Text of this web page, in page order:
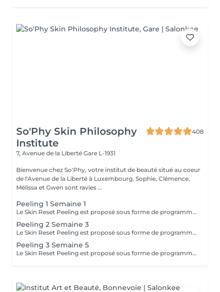
So'Phy Skin Philosophy
Institute
408
7, Avenue de la Liberté Gare L-1931
Bienvenue chez So'Phy, votre institut de beauté situé au coeur
de l'Avenue de la Liberté à Luxembourg. Sophie, Clémence,
Mélissa et Gwen sont ravies ...
Peeling 1 Semaine 1
Le Skin Reset Peeling est proposé sous forme de programme de 4 soins, réalisés toutes les 2 semaines, afin de relancer progressivement le renouvellement de la peau et d'améliorer sa qualité en profondeur. Chaque séance est adaptée aux besoins de votre peau et permet d'agir de manière ciblée sur l'éclat, la texture, les imperfections ou les irrégularités du teint. Au fil des séances, la peau devient plus lisse, plus lumineuse et visiblement plus uniforme. Ce programme permet d'obtenir des résultats progressifs et durables, tout en respectant l'équilibre et la sensibilité de votre peau. Afin d'optimiser les résultats, une routine de soins adaptée à domicile vous sera recommandée et devra être suivie avant, pendant et après le programme. Idéal en changement de saison ou en cas de déséquilibres cutanés.
Peeling 2 Semaine 3
Le Skin Reset Peeling est proposé sous forme de programme de 4 soins, réalisés toutes les 2 semaines, afin de relancer progressivement le renouvellement de la peau et d'améliorer sa qualité en profondeur. Chaque séance est adaptée aux besoins de votre peau et permet d'agir de manière ciblée sur l'éclat, la texture, les imperfections ou les irrégularités du teint. Au fil des séances, la peau devient plus lisse, plus lumineuse et visiblement plus uniforme. Ce programme permet d'obtenir des résultats progressifs et durables, tout en respectant l'équilibre et la sensibilité de votre peau. Afin d'optimiser les résultats, une routine de soins adaptée à domicile vous sera recommandée et devra être suivie avant, pendant et après le programme. Idéal en changement de saison ou en cas de déséquilibres cutanés.
Peeling 3 Semaine 5
Le Skin Reset Peeling est proposé sous forme de programme de 4 soins, réalisés toutes les 2 semaines, afin de relancer progressivement le renouvellement de la peau et d'améliorer sa qualité en profondeur. Chaque séance est adaptée aux besoins de votre peau et permet d'agir de manière ciblée sur l'éclat, la texture, les imperfections ou les irrégularités du teint. Au fil des séances, la peau devient plus lisse, plus lumineuse et visiblement plus uniforme. Ce programme permet d'obtenir des résultats progressifs et durables, tout en respectant l'équilibre et la sensibilité de votre peau. Afin d'optimiser les résultats, une routine de soins adaptée à domicile vous sera recommandée et devra être suivie avant, pendant et après le programme. Idéal en changement de saison ou en cas de déséquilibres cutanés.